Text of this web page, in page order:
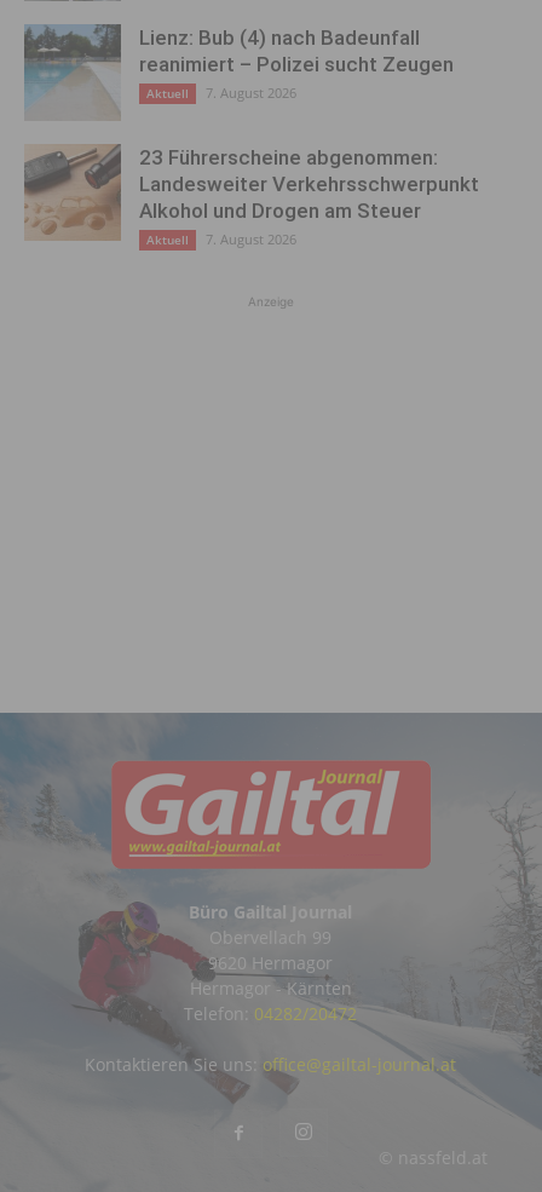
Lienz: Bub (4) nach Badeunfall
reanimiert – Polizei sucht Zeugen
Aktuell 7. August 2026
23 Führerscheine abgenommen:
Landesweiter Verkehrsschwerpunkt
Alkohol und Drogen am Steuer
Aktuell 7. August 2026
Anzeige
Büro Gailtal Journal
Obervellach 99
9620 Hermagor
Hermagor - Kärnten
Telefon: 04282/20472
© nassfeld.at
Kontaktieren Sie uns: office@gailtal-journal.at